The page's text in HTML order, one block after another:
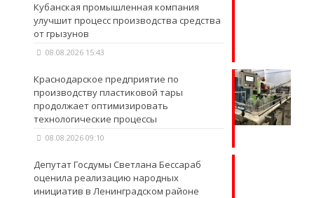
Кубанская промышленная компания
улучшит процесс производства средства
от грызунов
08.08.2026 15:43
Краснодарское предприятие по
производству пластиковой тары
продолжает оптимизировать
технологические процессы
08.08.2026 09:10
Депутат Госдумы Светлана Бессараб
оценила реализацию народных
инициатив в Ленинградском районе